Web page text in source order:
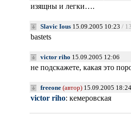
изящны и легки….
Slavic Ious 15.09.2005 10:23 /
bastets
victor riho 15.09.2005 12:06
не подскажете, какая это
freeone (автор) 15.09.2005
victor riho: кемеровская